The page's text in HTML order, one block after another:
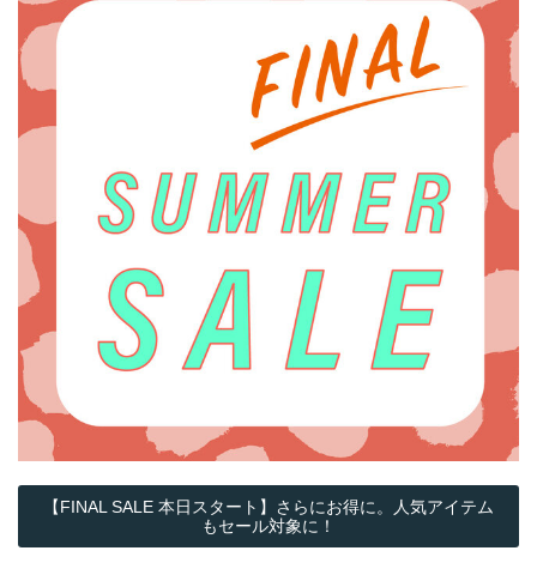
【FINAL SALE 本日スタート】さらにお得に。人気アイテム
もセール対象に！